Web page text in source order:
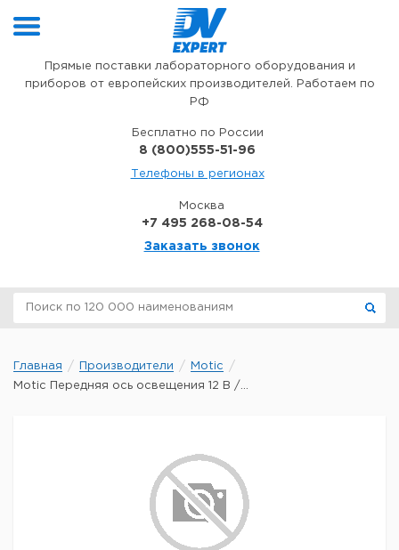
Прямые поставки лабораторного оборудования и
приборов от европейских производителей. Работаем по
РФ
Бесплатно по России
8 (800)555-51-96
Телефоны в регионах
Москва
+7 495 268-08-54
Заказать звонок
Главная Производители
Motic
Motic Передняя ось освещения 12 В /...